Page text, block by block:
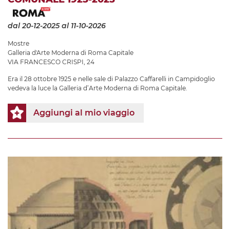
dal 20-12-2025al 11-10-2026
Mostre
Galleria d'Arte Moderna di Roma Capitale
VIA FRANCESCO CRISPI, 24
Era il 28 ottobre 1925 e nelle sale di Palazzo Caffarelli in Campidoglio
vedeva la luce la Galleria d’Arte Moderna di Roma Capitale.
Aggiungi al mio viaggio